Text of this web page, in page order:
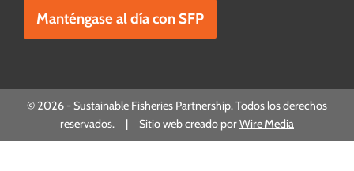
© 2026 - Sustainable Fisheries Partnership. Todos los derechos
reservados. | Sitio web creado porWire Media